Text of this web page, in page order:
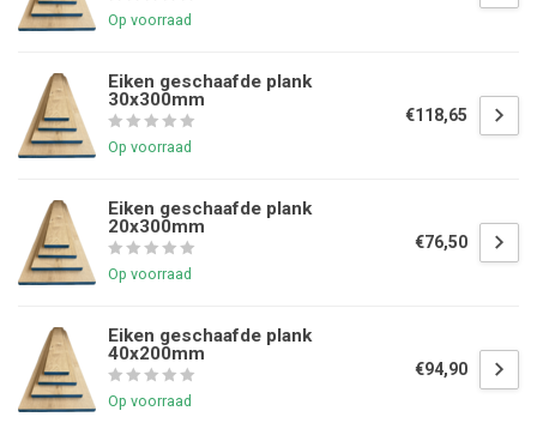
Op voorraad
Eiken geschaafde plank
30x300mm
Op voorraad
€118,65
Eiken geschaafde plank
20x300mm
Op voorraad
€76,50
Eiken geschaafde plank
40x200mm
Op voorraad
€94,90